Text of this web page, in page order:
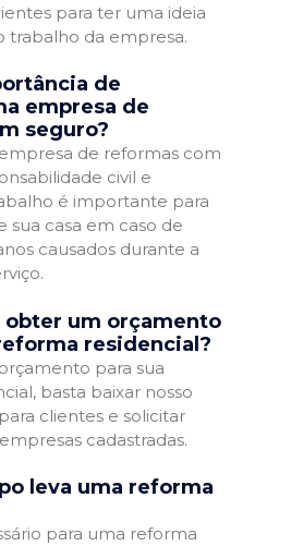
para ter uma ideia
trabalho da empresa.
de
empresa de
seguro?
de reformas com
civil e
é importante para
sua casa em caso de
causados durante a
obter um orçamento
residencial?
para sua
basta baixar nosso
clientes e solicitar
cadastradas.
leva uma reforma
para uma reforma